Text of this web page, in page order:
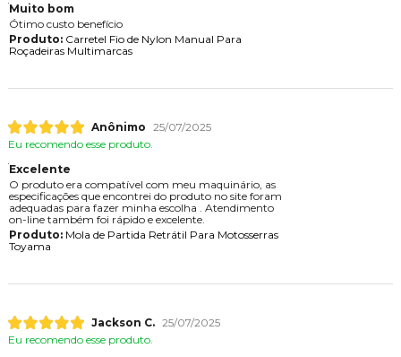
Muito bom
Ótimo custo benefício
Produto:Carretel Fio de Nylon Manual Para
Roçadeiras Multimarcas
Anônimo 25/07/2025
Eu recomendo esse produto.
Excelente
O produto era compatível com meu maquinário, as
especificações que encontrei do produto no site foram
adequadas para fazer minha escolha . Atendimento
on-line também foi rápido e excelente.
Produto:Mola de Partida Retrátil Para Motosserras
Toyama
Jackson C. 25/07/2025
Eu recomendo esse produto.